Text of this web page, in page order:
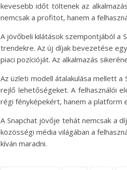
kevesebb időt töltenek az
nemcsak a profitot, hanem a
A jövőbeli kilátások szempontjából a
trendekre. Az új díjak bevezetése
piaci pozícióját. Az alkalmazás
Az üzleti modell átalakulása mellett a
rejlő lehetőségeket. A felhasználói
régi fényképekért, hanem a platform
A Snapchat jövője tehát nemcsak a
közösségi média világában a
kíván maradni.